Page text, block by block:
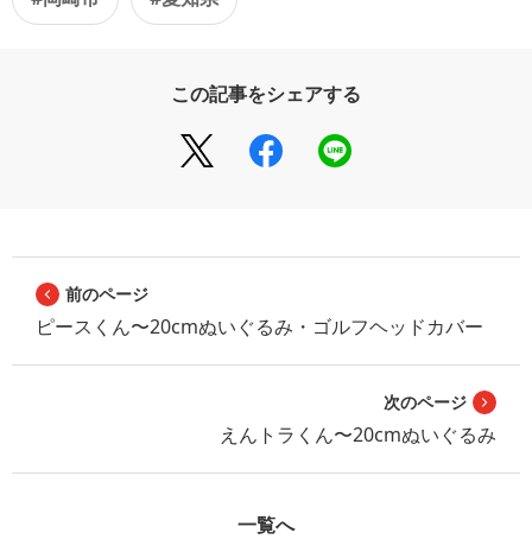
この記事をシェアする
前のページ
ピースくん〜20cmぬいぐるみ・ゴルフヘッドカバー
次のページ
えんトラくん〜20cmぬいぐるみ
一覧へ